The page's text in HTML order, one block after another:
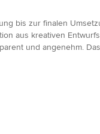
bis zur finalen
aus kreativen
und angenehm.